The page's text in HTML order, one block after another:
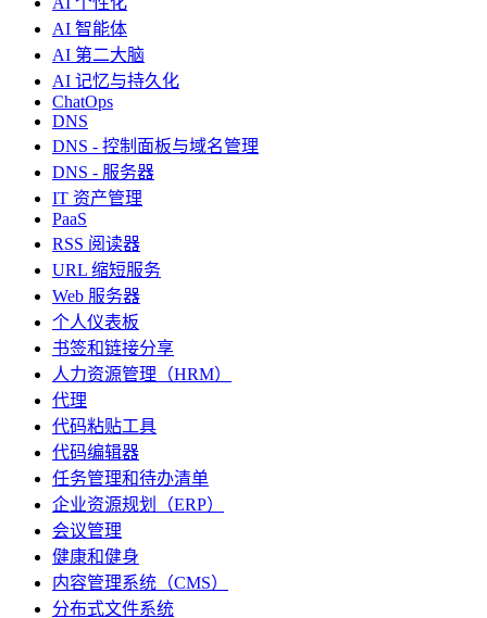
AI 智能体
AI 第二大脑
AI 记忆与持久化
ChatOps
DNS
DNS - 控制面板与域名管理
DNS - 服务器
IT 资产管理
PaaS
RSS 阅读器
URL 缩短服务
Web 服务器
个人仪表板
书签和链接分享
人力资源管理（HRM）
代理
代码粘贴工具
代码编辑器
任务管理和待办清单
企业资源规划（ERP）
会议管理
健康和健身
内容管理系统（CMS）
分布式文件系统